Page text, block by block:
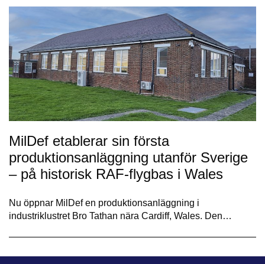
MilDef etablerar sin första
produktionsanläggning utanför Sverige
– på historisk RAF-flygbas i Wales
Nu öppnar MilDef en produktionsanläggning i
industriklustret Bro Tathan nära Cardiff, Wales. Den…